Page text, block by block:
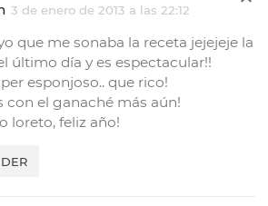
3 de enero de 2013 a las 22:12
que me sonaba la receta jejejeje la
último día y es espectacular!!
esponjoso.. que rico!
con el ganaché más aún!
loreto, feliz año!